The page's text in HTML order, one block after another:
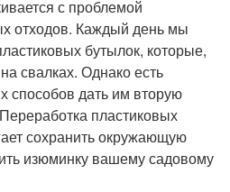
с проблемой
отходов. Каждый день мы
бутылок, которые,
свалках. Однако есть
способов дать им вторую
пластиковых
сохранить окружающую
изюминку вашему садовому